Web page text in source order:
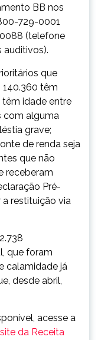
BB nos
729-0001
(telefone
auditivos).
que
140.360 têm
têm idade entre
com alguma
grave;
de renda seja
que não
receberam
Pré-
restituição via
que foram
calamidade já
desde abril,
acesse a
site da Receita